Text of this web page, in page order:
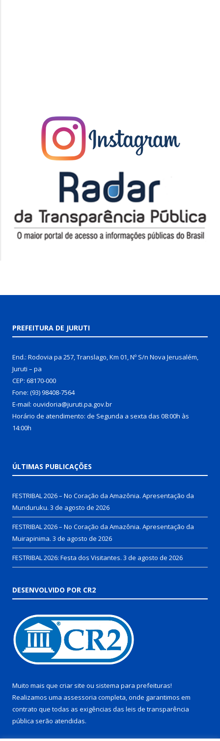
PREFEITURA DE JURUTI
End.: Rodovia pa 257, Translago, Km 01, Nº S/n Nova Jerusalém,
Juruti – pa
CEP: 68170-000
Fone: (93) 98408-7564
E-mail: ouvidoria@juruti.pa.gov.br
Horário de atendimento: de Segunda a sexta das 08:00h às
14:00h
ÚLTIMAS PUBLICAÇÕES
FESTRIBAL 2026 – No Coração da Amazônia. Apresentação da
Munduruku. 3 de agosto de 2026
FESTRIBAL 2026 – No Coração da Amazônia. Apresentação da
Muirapinima. 3 de agosto de 2026
FESTRIBAL 2026: Festa dos Visitantes. 3 de agosto de 2026
DESENVOLVIDO POR CR2
Muito mais que criar site ou sistema para prefeituras!
Realizamos uma assessoria completa, onde garantimos em
contrato que todas as exigências das leis de transparência
pública serão atendidas.